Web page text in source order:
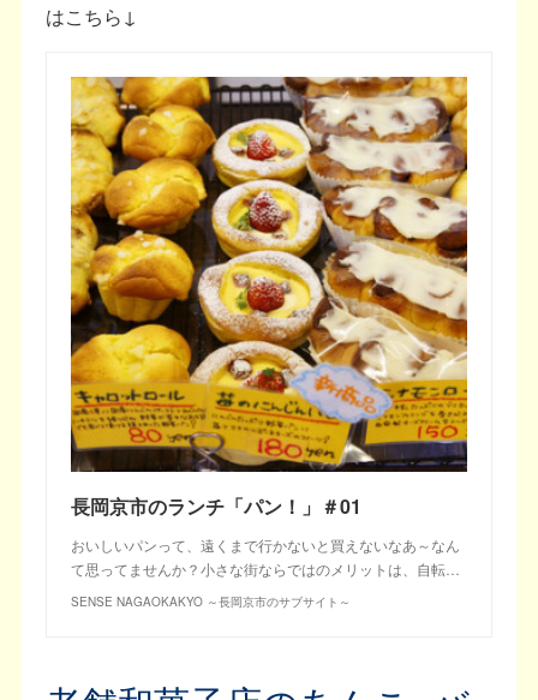
はこちら↓
長岡京市のランチ「パン！」＃01
おいしいパンって、遠くまで行かないと買えないなあ～なん
て思ってませんか？小さな街ならではのメリットは、自転…
SENSE NAGAOKAKYO ～長岡京市のサブサイト～